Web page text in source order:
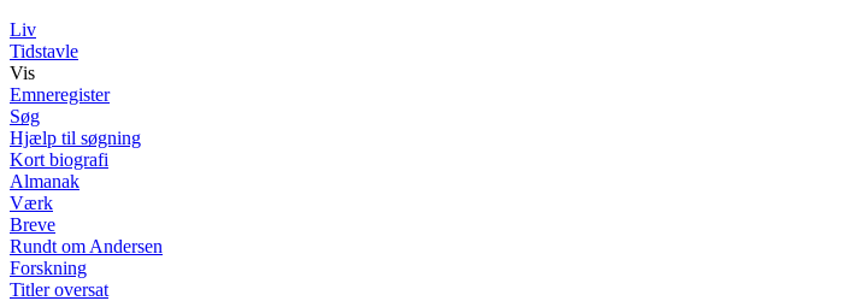
Liv
Tidstavle
Vis
Emneregister
Søg
Hjælp til søgning
Kort biografi
Almanak
Værk
Breve
Rundt om Andersen
Forskning
Titler oversat